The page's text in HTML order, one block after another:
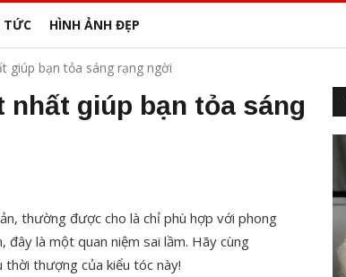
TỨC HÌNH ẢNH ĐẸP
giúp bạn tỏa sáng rạng ngời
nhất giúp bạn tỏa sáng
thường được cho là chỉ phù hợp với phong
là một quan niệm sai lầm. Hãy cùng
thượng của kiểu tóc này!